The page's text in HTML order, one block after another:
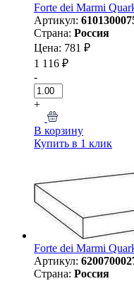
Forte dei Marmi
Артикул:
Страна: Россия
Цена: 781 ₽
1 116 ₽
-
+
В корзину
Купить в 1 клик
Forte dei Marmi
Артикул:
Страна: Россия